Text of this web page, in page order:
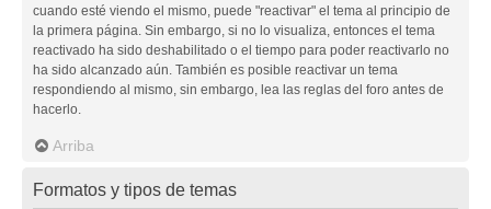
cuando esté viendo el mismo, puede "reactivar" el tema al principio de
la primera página. Sin embargo, si no lo visualiza, entonces el tema
reactivado ha sido deshabilitado o el tiempo para poder reactivarlo no
ha sido alcanzado aún. También es posible reactivar un tema
respondiendo al mismo, sin embargo, lea las reglas del foro antes de
hacerlo.
Arriba
Formatos y tipos de temas